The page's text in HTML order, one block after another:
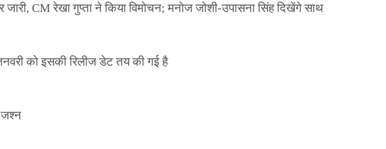
जारी, CM रेखा गुप्ता ने किया विमोचन; मनोज जोशी-उपासना सिंह दिखेंगे साथ
को इसकी रिलीज डेट तय की गई है
जश्न